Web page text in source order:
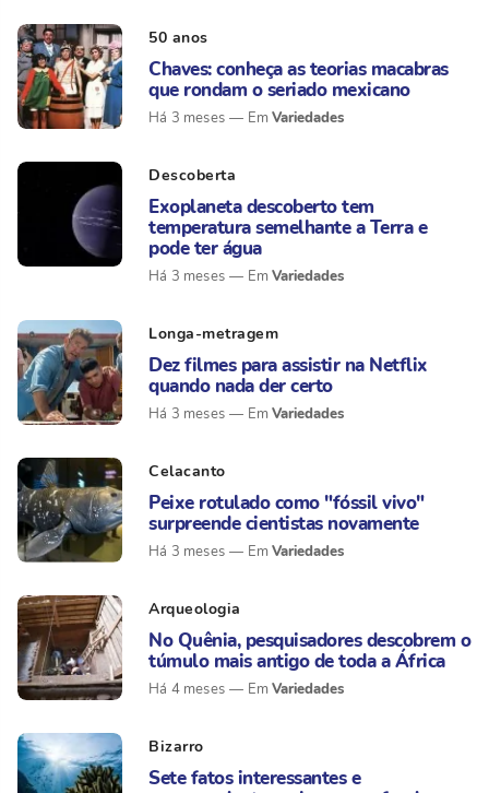
50 anos
Chaves: conheça as teorias macabras
que rondam o seriado mexicano
Há 3 meses Variedades
Descoberta
Exoplaneta descoberto tem
temperatura semelhante a Terra e
pode ter água
Há 3 meses Variedades
Longa-metragem
Dez filmes para assistir na Netflix
quando nada der certo
Há 3 meses Variedades
Celacanto
Peixe rotulado como "fóssil vivo"
surpreende cientistas novamente
Há 3 meses Variedades
Arqueologia
No Quênia, pesquisadores descobrem o
túmulo mais antigo de toda a África
Há 4 meses Variedades
Bizarro
Sete fatos interessantes e